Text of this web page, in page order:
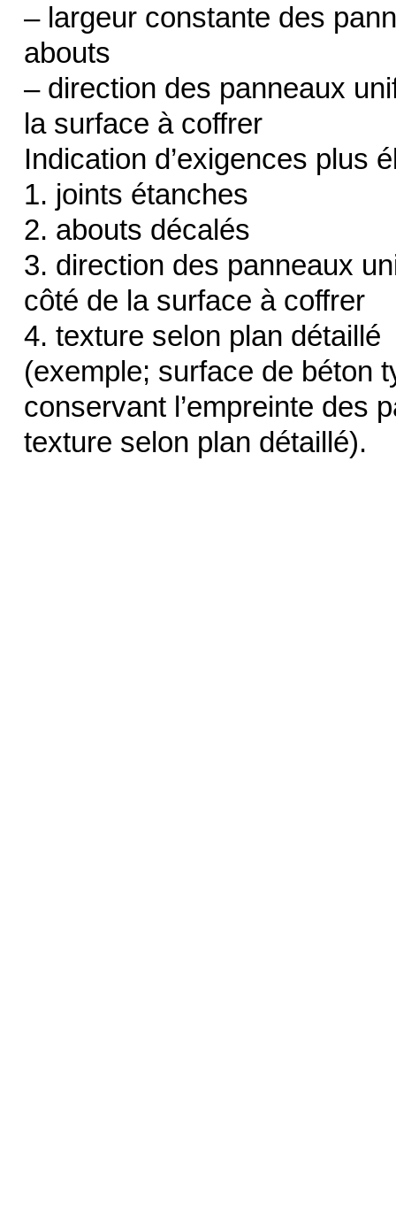
– largeur constante des
abouts
– direction des panneaux
la surface à coffrer
Indication d’exigences plus
1. joints étanches
2. abouts décalés
3. direction des panneaux
côté de la surface à coffrer
4. texture selon plan détaillé
(exemple; surface de béton
conservant l’empreinte des
texture selon plan détaillé).